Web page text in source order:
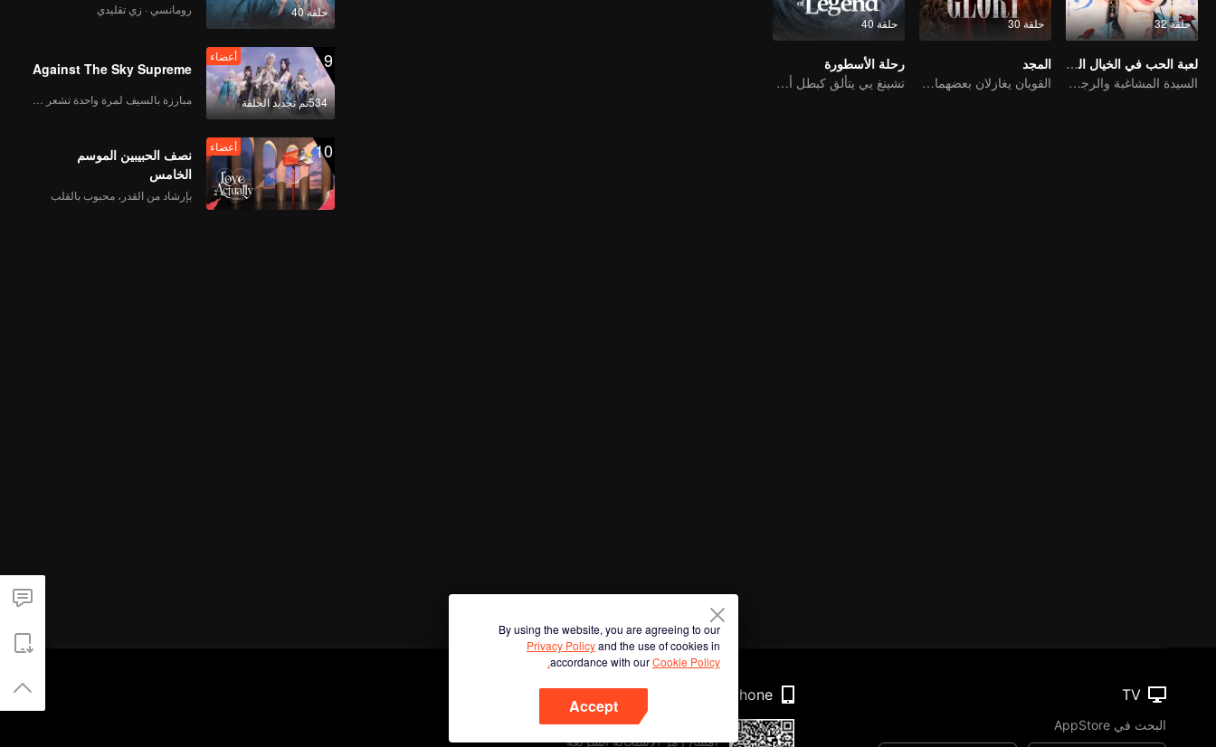
حلقة 32
لعبة الحب في الخيال الشرقي (النسخة الإنجليزية)
السيدة المشاغبة والرجل الوسيم المتغطرس
حلقة 30
المجد
القويان يغازلان بعضهما البعض ويعملان معًا لكسر الجمود
حلقة 40
رحلة الأسطورة
تشينغ يي يتألق كبطل أسطوري لأرض الإلهية
حلقة 40 رومانسي · زي تقليدي
9
534تم تجديد الحلقة
أعضاء
Against The Sky Supreme
10 أعضاء
نصف الحبيبين الموسم
الخامس
بإرشاد من القدر، محبوب بالقلب
By using the website, you are agreeing to our
Privacy Policyand the use of cookies in
accordance with ourCookie Policy.
Accept
TV
البحث في AppStore
Phone
امسح رمز الاستجابة السريعة